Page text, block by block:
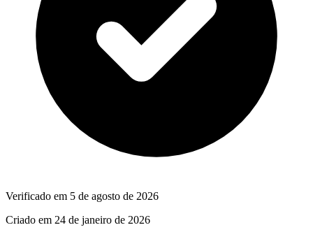
Verificado em 5 de agosto de 2026
Criado em 24 de janeiro de 2026